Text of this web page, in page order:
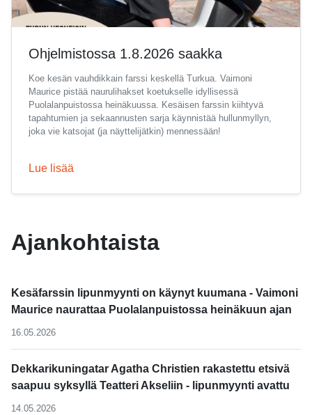
Ajankohtaista
Kesäfarssin lipunmyynti on käynyt kuumana - Vaimoni
Maurice naurattaa Puolalanpuistossa heinäkuun ajan
16.05.2026
Dekkarikuningatar Agatha Christien rakastettu etsivä
saapuu syksyllä Teatteri Akseliin - lipunmyynti avattu
14.05.2026
Ohjelmistossa 1.8.2026 saakka
Koe kesän vauhdikkain farssi keskellä Turkua. Vaimoni
Maurice pistää naurulihakset koetukselle idyllisessä
Puolalanpuistossa heinäkuussa. Kesäisen farssin kiihtyvä
tapahtumien ja sekaannusten sarja käynnistää hullunmyllyn,
joka vie katsojat (ja näyttelijätkin) mennessään!
Lue lisää